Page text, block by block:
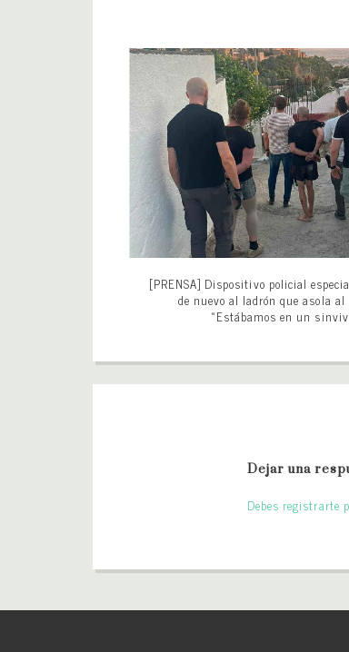
[PRENSA] Dispositivo policial
de nuevo al ladrón que asola
«Estábamos en un
Dejar una
Debes registrarte